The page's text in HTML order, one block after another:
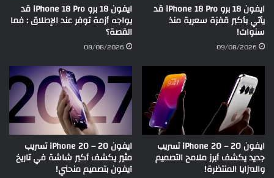
ايفون 18 برو iPhone 18 Pro قد
يأتي بأكبر قفزة سعرية منذ
سنوات!
09/08/2026
ايفون 18 برو iPhone 18 Pro قد
يواجه أزمة توفر عند الإطلاق : فما
القصة؟
08/08/2026
ايفون 20 – iPhone 20 تسريب
جديد يكشف أبرز ملامح التصميم
والمزايا المنتظرة!
ايفون 20 – iPhone 20 تسريب
مثير يكشف أكبر شاشة في تاريخ
آيفون بتصميم منحني!